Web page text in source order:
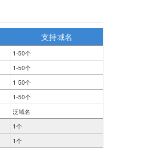
支持域名
1-50个
1-50个
1-50个
1-50个
泛域名
1个
1个